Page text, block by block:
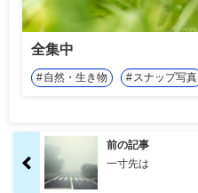
全集中
自然・生き物 スナップ写真
前の記事
一寸先は